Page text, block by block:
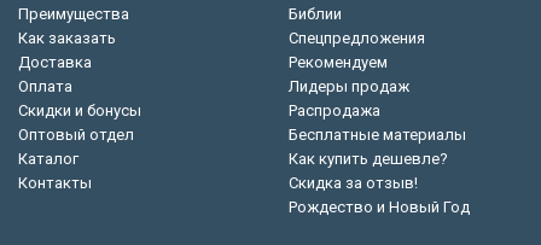
Преимущества
Как заказать
Доставка
Оплата
Скидки и бонусы
Оптовый отдел
Каталог
Контакты
Библии
Спецпредложения
Рекомендуем
Лидеры продаж
Распродажа
Бесплатные материалы
Как купить дешевле?
Скидка за отзыв!
Рождество и Новый Год